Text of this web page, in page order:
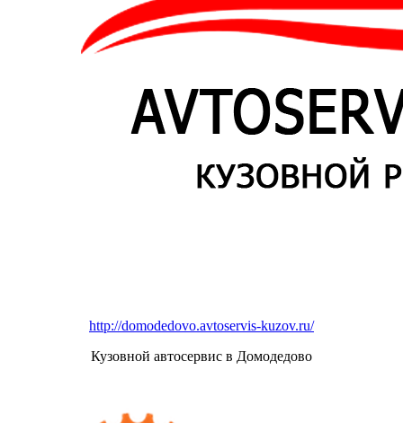
http://domodedovo.avtoservis-kuzov.ru/
Кузовной автосервис в Домодедово